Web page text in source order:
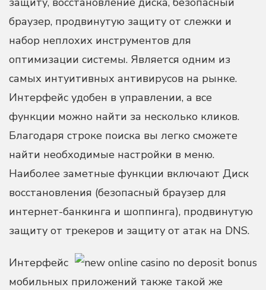
браузер, продвинутую защиту от слежки и
набор неплохих инструментов для
оптимизации системы. Является одним из
самых интуитивных антивирусов на рынке.
Интерфейс удобен в управлении, а все
функции можно найти за несколько кликов.
Благодаря строке поиска вы легко сможете
найти необходимые настройки в меню.
Наиболее заметные функции включают Диск
восстановления (безопасный браузер для
интернет-банкинга и шоппинга), продвинутую
защиту от трекеров и защиту от атак на DNS.
Интерфейс
мобильных приложений также такой же